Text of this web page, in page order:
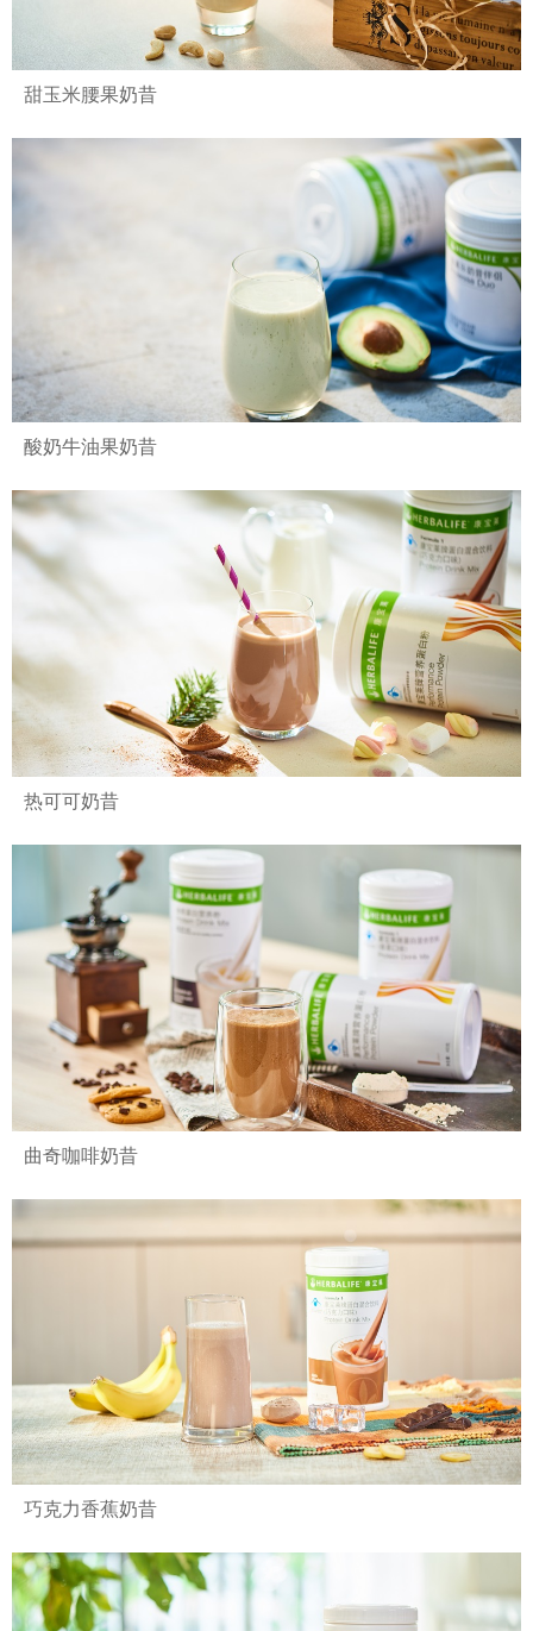
甜玉米腰果奶昔
酸奶牛油果奶昔
热可可奶昔
曲奇咖啡奶昔
巧克力香蕉奶昔